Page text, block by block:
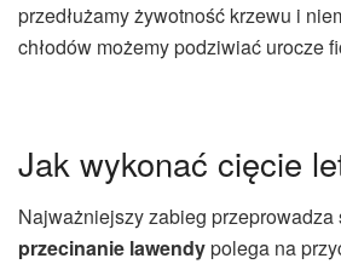
przedłużamy żywotność krzewu i
chłodów możemy podziwiać urocze
Jak wykonać cięcie
Najważniejszy zabieg przeprowadza
przecinanie lawendypolega na